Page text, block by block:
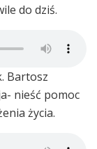
do dziś.
Bartosz
nieść pomoc
życia.